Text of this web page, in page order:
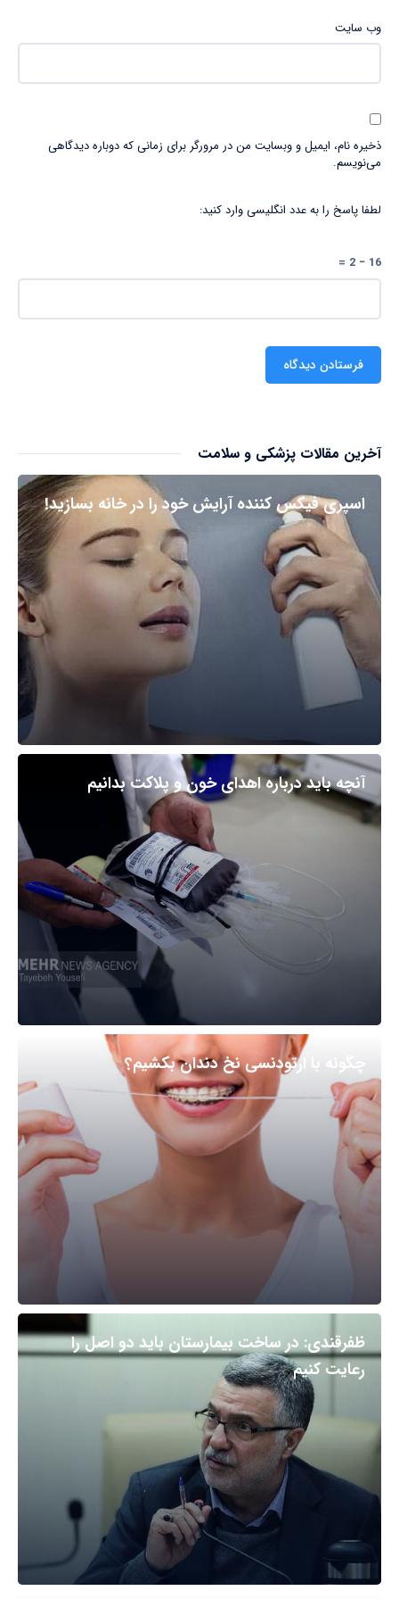
وب‌ سایت
ذخیره نام، ایمیل و وبسایت من در مرورگر برای زمانی که دوباره دیدگاهی
می‌نویسم.
لطفا پاسخ را به عدد انگلیسی وارد کنید:
16 − 2 =
آخرین مقالات پزشکی و سلامت
اسپری فیکس کننده آرایش خود را در خانه بسازید!
آنچه باید درباره اهدای خون و پلاکت بدانیم
چگونه با ارتودنسی نخ دندان بکشیم؟
ظفرقندی: در ساخت بیمارستان باید دو اصل را
رعایت کنیم